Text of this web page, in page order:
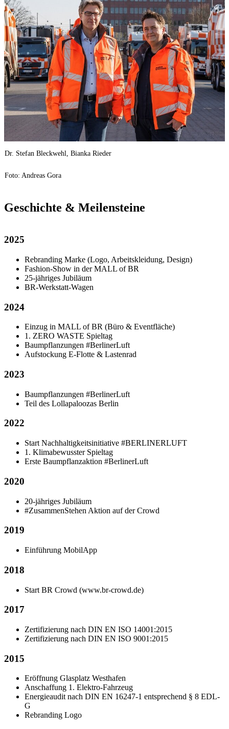
Dr. Stefan Bleckwehl, Bianka Rieder
Foto: Andreas Gora
Geschichte & Meilensteine
2025
Rebranding Marke (Logo, Arbeitskleidung, Design)
Fashion-Show in der MALL of BR
25-jähriges Jubiläum
BR-Werkstatt-Wagen
2024
Einzug in MALL of BR (Büro & Eventfläche)
1. ZERO WASTE Spieltag
Baumpflanzungen #BerlinerLuft
Aufstockung E-Flotte & Lastenrad
2023
Baumpflanzungen #BerlinerLuft
Teil des Lollapaloozas Berlin
2022
Start Nachhaltigkeitsinitiative #BERLINERLUFT
1. Klimabewusster Spieltag
Erste Baumpflanzaktion #BerlinerLuft
2020
20-jähriges Jubiläum
#ZusammenStehen Aktion auf der Crowd
2019
Einführung MobilApp
2018
Start BR Crowd (www.br-crowd.de)
2017
Zertifizierung nach DIN EN ISO 14001:2015
Zertifizierung nach DIN EN ISO 9001:2015
2015
Eröffnung Glasplatz Westhafen
Anschaffung 1. Elektro-Fahrzeug
Energieaudit nach DIN EN 16247-1 entsprechend § 8 EDL-
G
Rebranding Logo